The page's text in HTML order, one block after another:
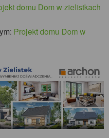
domu Dom w zielistkach
Projekt domu Dom w